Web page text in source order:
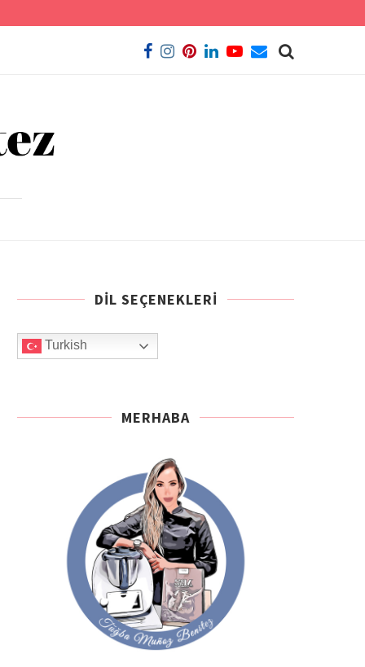
DIL SEÇENEKLERI
Turkish
MERHABA